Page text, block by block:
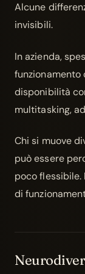
Alcune
invisibili.
In azienda,
funzionamento
disponibilità
multitasking,
Chi si muove
può essere
poco flessibile.
di